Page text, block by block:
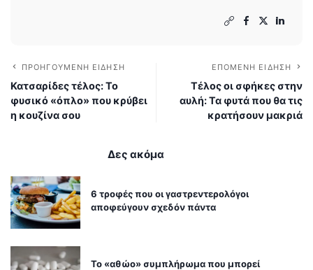
ΠΡΟΗΓΟΎΜΕΝΗ ΕΊΔΗΣΗ
Κατσαρίδες τέλος: Το
φυσικό «όπλο» που κρύβει
η κουζίνα σου
ΕΠΌΜΕΝΗ ΕΊΔΗΣΗ
Τέλος οι σφήκες στην
αυλή: Τα φυτά που θα τις
κρατήσουν μακριά
Δες ακόμα
6 τροφές που οι γαστρεντερολόγοι
αποφεύγουν σχεδόν πάντα
Το «αθώο» συμπλήρωμα που μπορεί